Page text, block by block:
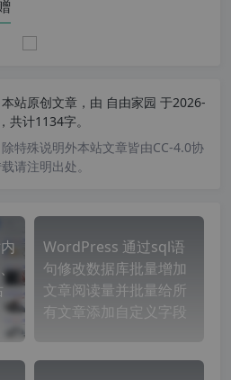
本站原创文章，由 自由家园 于2026-
共计1134字。
除特殊说明外本站文章皆由CC-4.0协
请注明出处。
WordPress 通过sql语
句修改数据库批量增加
文章阅读量并批量给所
有文章添加自定义字段